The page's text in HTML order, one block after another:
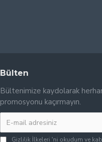
Bülten
Bültenimize kaydolarak
promosyonu kaçırmayın.
Gizlilik İlkeleri 'ni okudum ve